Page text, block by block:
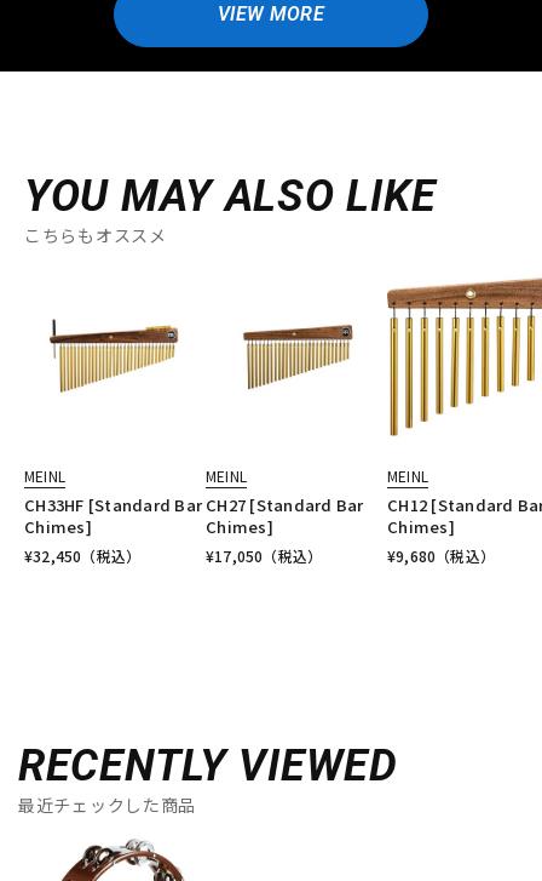
VIEW MORE
YOU MAY ALSO LIKE
こちらもオススメ
MEINL
CH33HF [Standard Bar
Chimes]
¥32,450 （税込）
MEINL
CH27 [Standard Bar
Chimes]
¥17,050 （税込）
MEINL
CH12 [Standard
Chimes]
¥9,680 （税込）
RECENTLY VIEWED
最近チェックした商品